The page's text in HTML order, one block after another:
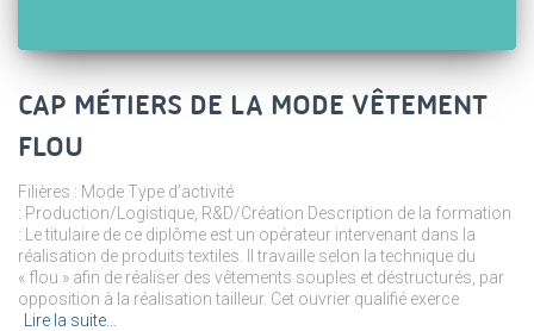
CAP MÉTIERS DE LA MODE VÊTEMENT
FLOU
Filières : Mode Type d’activité
: Production/Logistique, R&D/Création Description de la formation
: Le titulaire de ce diplôme est un opérateur intervenant dans la
réalisation de produits textiles. Il travaille selon la technique du
« flou » afin de réaliser des vêtements souples et déstructurés, par
opposition à la réalisation tailleur. Cet ouvrier qualifié exerce
Lire la suite…